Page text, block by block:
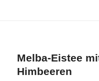
Melba-Eistee
Himbeeren